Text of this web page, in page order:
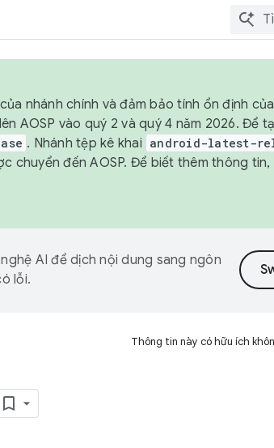
nhánh chính và đảm bảo tính ổn định
AOSP vào quý 2 và quý 4 năm 2026. Để
. Nhánh tệp kê khai android-latest-
chuyển đến AOSP. Để biết thêm thông tin,
AI để dịch nội dung sang ngôn
lỗi.
Thông tin này có hữu ích